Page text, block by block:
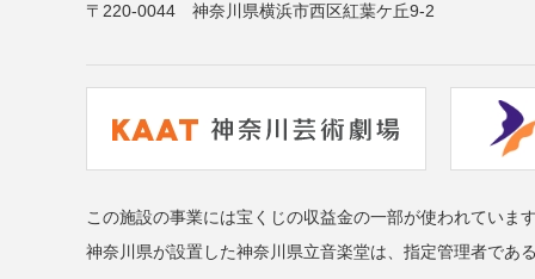
〒220-0044 神奈川県横浜市西区紅葉ケ丘9-2
この施設の事業には宝くじの収益金の一部が使われていま
神奈川県が設置した神奈川県立音楽堂は、指定管理者であ